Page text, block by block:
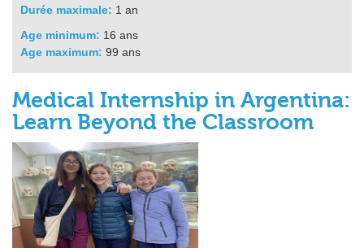
Durée maximale: 1 an
Age minimum: 16 ans
Age maximum: 99 ans
Medical Internship in Argentina:
Learn Beyond the Classroom